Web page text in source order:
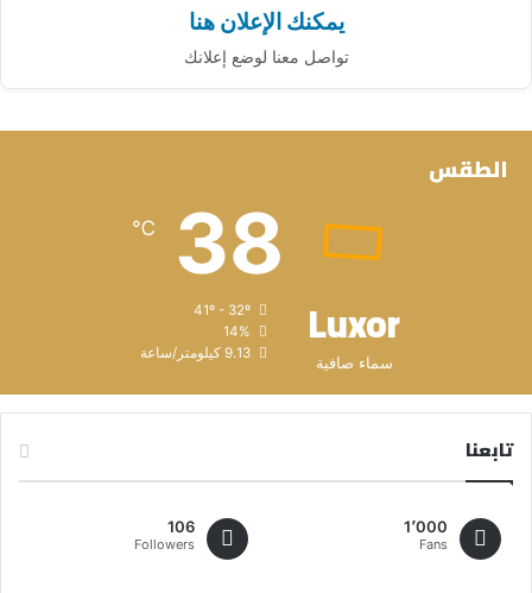
يمكنك الإعلان هنا
تواصل معنا لوضع إعلانك
الطقس
Luxor
سماء صافية
38
℃
14%
9.13 كيلومتر/ساعة
تابعنا
1٬000
Fans
106
Followers